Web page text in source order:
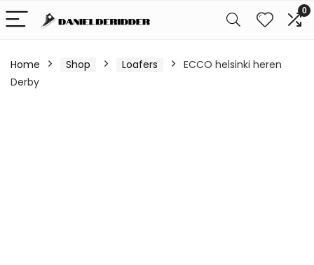
0
Home Shop Loafers
ECCO helsinki heren
Derby